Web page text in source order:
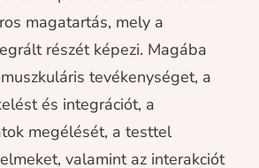
magatartás, mely a
részét képezi. Magába
tevékenységet, a
és integrációt, a
megélését, a testtel
valamint az interakciót